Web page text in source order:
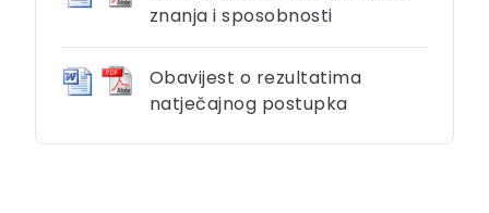
znanja i sposobnosti
Obavijest o rezultatima
natječajnog postupka